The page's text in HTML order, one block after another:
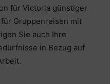
für Victoria günstiger
Gruppenreisen mit
Sie auch Ihre
in Bezug auf